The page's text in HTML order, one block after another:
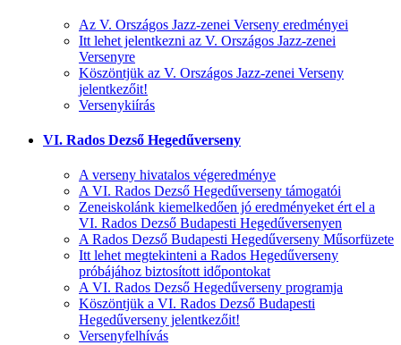
Az V. Országos Jazz-zenei Verseny eredményei
Itt lehet jelentkezni az V. Országos Jazz-zenei
Versenyre
Köszöntjük az V. Országos Jazz-zenei Verseny
jelentkezőit!
Versenykiírás
VI. Rados Dezső Hegedűverseny
A verseny hivatalos végeredménye
A VI. Rados Dezső Hegedűverseny támogatói
Zeneiskolánk kiemelkedően jó eredményeket ért el a
VI. Rados Dezső Budapesti Hegedűversenyen
A Rados Dezső Budapesti Hegedűverseny Műsorfüzete
Itt lehet megtekinteni a Rados Hegedűverseny
próbájához biztosított időpontokat
A VI. Rados Dezső Hegedűverseny programja
Köszöntjük a VI. Rados Dezső Budapesti
Hegedűverseny jelentkezőit!
Versenyfelhívás